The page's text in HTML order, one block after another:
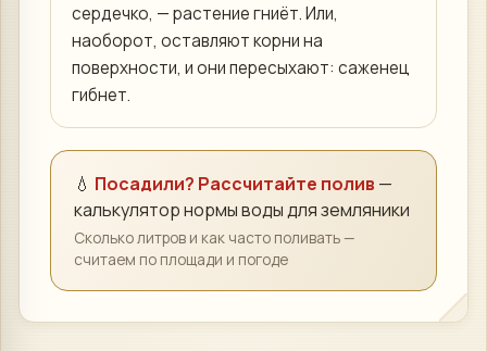
сердечко, — растение гниёт. Или,
наоборот, оставляют корни на
поверхности, и они пересыхают: саженец
гибнет.
💧 Посадили? Рассчитайте полив —
калькулятор нормы воды дляземляники
Сколько литров и как часто поливать —
считаем по площади и погоде